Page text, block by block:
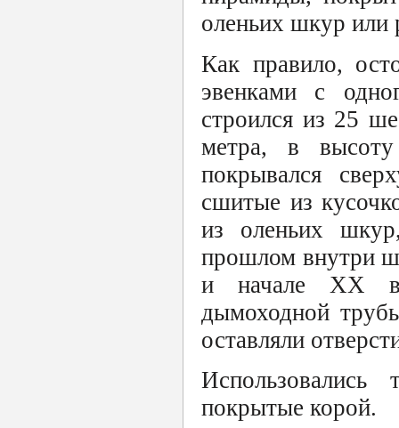
оленьих шкур или
Как правило,
эвенками с
строился из 25
метра, в
покрывался
сшитые из
из оленьих
прошлом внутри
и начале XX
дымоходной
оставляли
покрытые корой.